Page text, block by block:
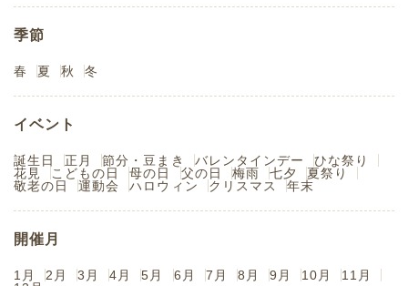
季節
春 夏 秋 冬
イベント
誕生日 正月 節分・豆まき バレンタインデー
ひな祭り
花見
こどもの日 母の日 父の日 梅雨 七夕
夏祭り
敬老の日
運動会 ハロウィン クリスマス 年末
開催月
1月 2月 3月 4月 5月 6月 7月 8月 9月 10月
11月